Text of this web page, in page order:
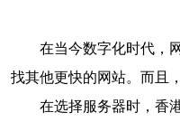
在当今数字化时代，
找其他更快的网站。而且
在选择服务器时，香